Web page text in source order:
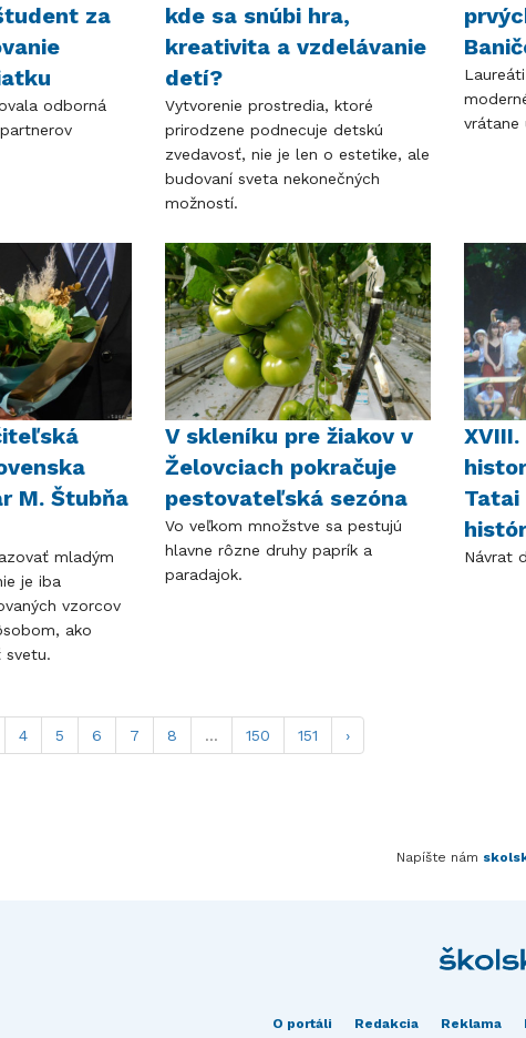
za
odborná
kde sa snúbi hra,
kreativita a vzdelávanie
detí?
Vytvorenie prostredia, ktoré
prirodzene podnecuje detskú
zvedavosť, nie je len o estetike, ale
budovaní sveta nekonečných
možností.
vrátane
M. Štubňa
mladým
je iba
vzorcov
ako
svetu.
V skleníku pre žiakov v
Želovciach pokračuje
pestovateľská sezóna
Vo veľkom množstve sa pestujú
hlavne rôzne druhy paprík a
paradajok.
Tatai
Návrat
4 5 6 7 8 ... 150 151 ›
Napíšte nám
O portáli Redakcia Reklama